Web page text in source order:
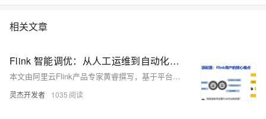
相关文章
Flink 智能调优：从人工运维到自动化的实践之路
本文由阿里云Flink产品专家黄睿撰写，基于平台实践经验，深入解析流计算作业资源调优难题。针对人工调优效率低、业务波动影响大等挑战，介绍Flink自动调优架构设计，涵盖监控、定时、智能三种模式，并融合混合计费实现成本优化。展望未来AI化方向，推动运维智能化升级。
灵杰开发者 1035